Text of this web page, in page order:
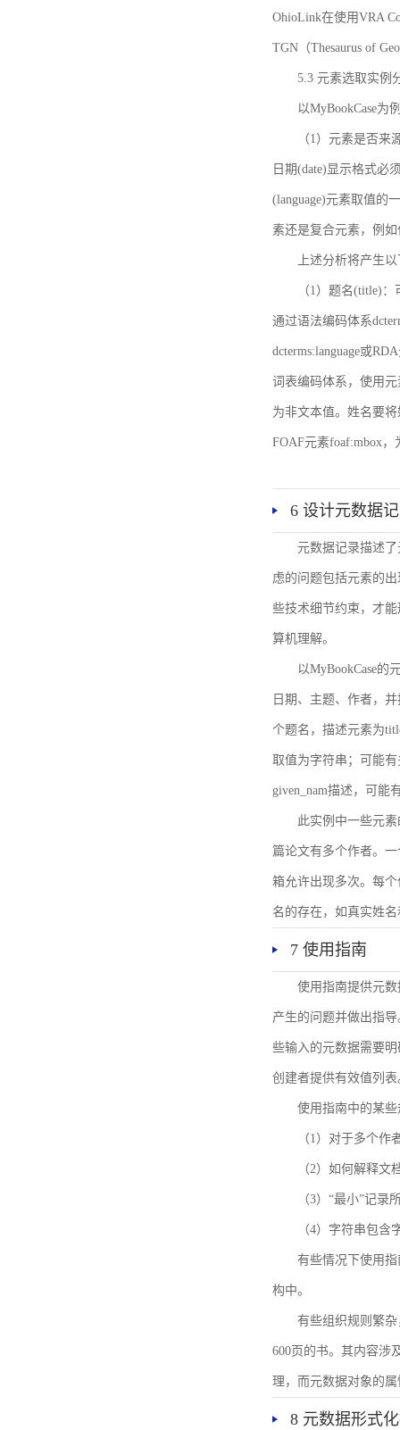
OhioLink在使用VRA
TGN（Thesaurus of
5.3 元素选取实例
以MyBookCase为
（1）元素是否
日期(date)显示格式必
(language)元素取值的
素还是复合元素，例
上述分析将产生
（1）题名(title)
通过语法编码体系
dcterms:language或
词表编码体系，使用元
为非文本值。姓名要
FOAF元素foaf:mbox，
6 设计元数据
元数据记录描述
虑的问题包括元素的
些技术细节约束，才
算机理解。
以MyBookCase的
日期、主题、作者，
个题名，描述元素为
取值为字符串；可能
given_nam描述，可能
此实例中一些元
篇论文有多个作者。
箱允许出现多次。每
名的存在，如真实姓
7 使用指南
使用指南提供元
产生的问题并做出指
些输入的元数据需要
创建者提供有效值列表
使用指南中的某
（1）对于多个作
（2）如何解释文
（3）“最小”记录
（4）字符串包含
有些情况下使用
构中。
有些组织规则繁
600页的书。其内容涉
理，而元数据对象的
8 元数据形式